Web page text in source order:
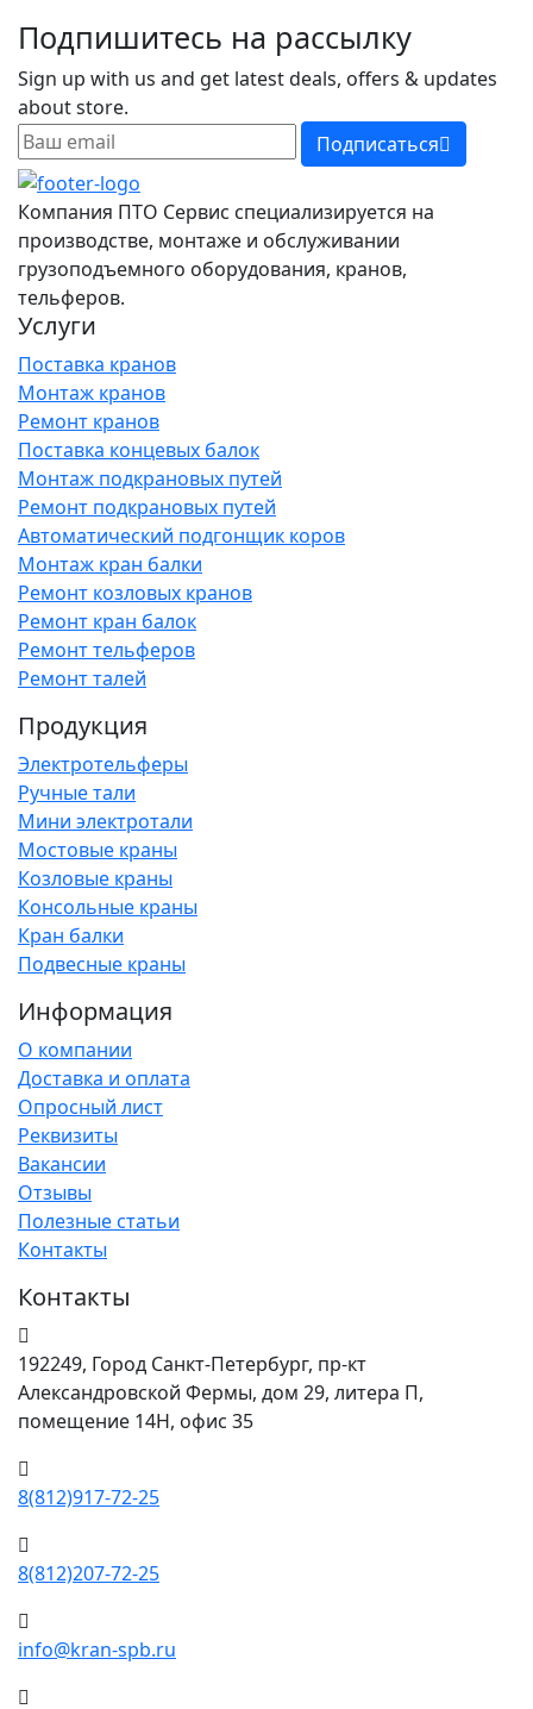
Подпишитесь на рассылку
Sign up with us and get latest deals, offers & updates
about store.
Подписаться
Компания ПТО Сервис специализируется на
производстве, монтаже и обслуживании
грузоподъемного оборудования, кранов,
тельферов.
Услуги
Поставка кранов
Монтаж кранов
Ремонт кранов
Поставка концевых балок
Монтаж подкрановых путей
Ремонт подкрановых путей
Автоматический подгонщик коров
Монтаж кран балки
Ремонт козловых кранов
Ремонт кран балок
Ремонт тельферов
Ремонт талей
Продукция
Электротельферы
Ручные тали
Мини электротали
Мостовые краны
Козловые краны
Консольные краны
Кран балки
Подвесные краны
Информация
О компании
Доставка и оплата
Опросный лист
Реквизиты
Вакансии
Отзывы
Полезные статьи
Контакты
Контакты
192249, Город Санкт-Петербург, пр-кт
Александровской Фермы, дом 29, литера П,
помещение 14Н, офис 35
8(812)917-72-25
8(812)207-72-25
info@kran-spb.ru